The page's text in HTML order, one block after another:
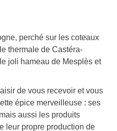
perché sur les coteaux
thermale de Castéra-
joli hameau de Mesplès et
de vous recevoir et vous
épice merveilleuse : ses
aussi les produits
leur propre production de